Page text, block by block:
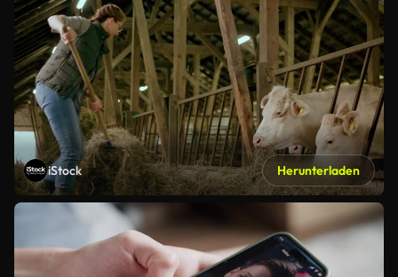
iStock Herunterladen